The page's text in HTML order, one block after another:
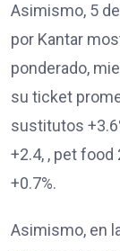
Asimismo, 5
por Kantar
ponderado,
su ticket
sustitutos
+2.4, , pet food
+0.7%.
Asimismo, en